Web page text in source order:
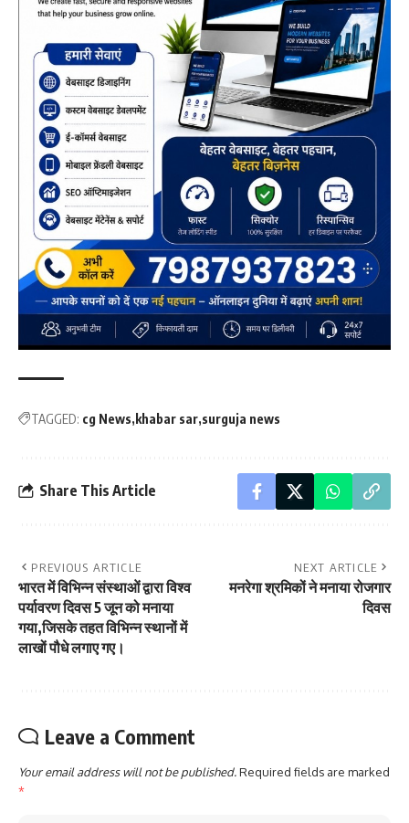
TAGGED: cg News khabar sar surguja news
Share This Article
PREVIOUS ARTICLE
भारत में विभिन्न संस्थाओं द्वारा विश्व
पर्यावरण दिवस 5 जून को मनाया
गया,जिसके तहत विभिन्न स्थानों में
लाखों पौधे लगाए गए।
NEXT ARTICLE
मनरेगा श्रमिकों ने मनाया रोजगार
दिवस
Leave a Comment
Your email address will not be published.Required fields are marked
*